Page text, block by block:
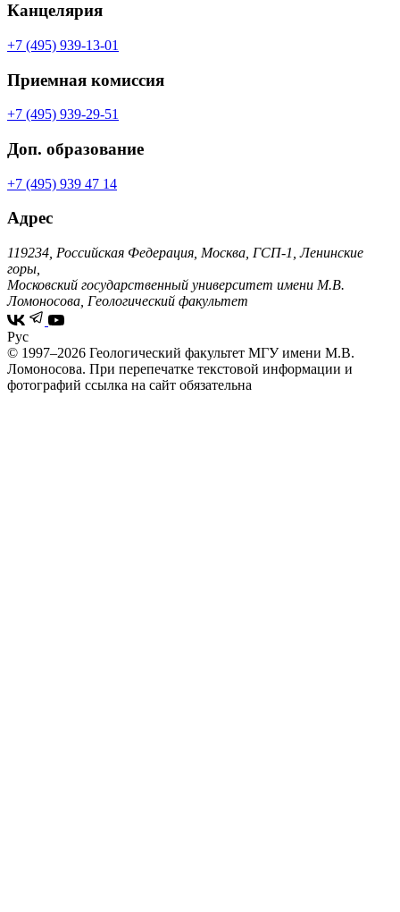
Канцелярия
+7 (495) 939-13-01
Приемная комиссия
+7 (495) 939-29-51
Доп. образование
+7 (495) 939 47 14
Адрес
119234, Российская Федерация, Москва, ГСП-1, Ленинские
горы,
Московский государственный университет имени М.В.
Ломоносова, Геологический факультет
Рус
© 1997–2026 Геологический факультет МГУ имени М.В.
Ломоносова. При перепечатке текстовой информации и
фотографий ссылка на сайт обязательна